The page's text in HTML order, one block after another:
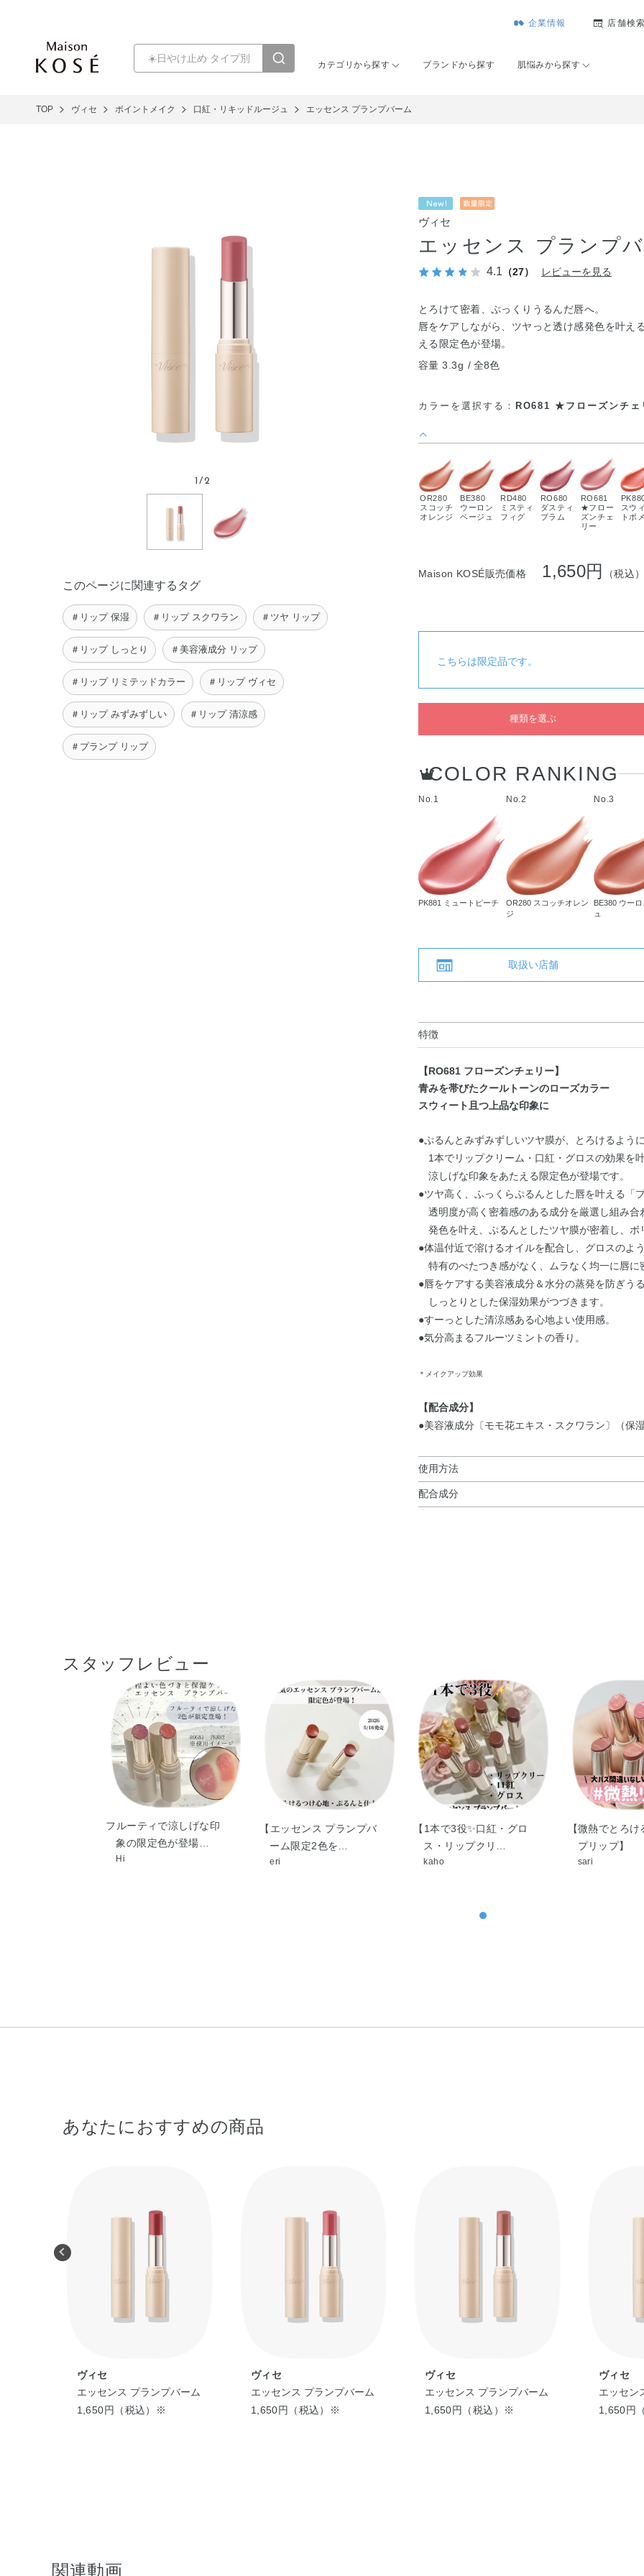
企業情報 店舗検索
カテゴリから探す ブランドから探す 肌悩みから探す
TOP ヴィセ ポイントメイク 口紅・リキッドルージュ エッセンス プランプバーム
1/2
このページに関連するタグ
＃リップ 保湿 ＃リップ スクワラン ＃ツヤ リップ
＃リップ しっとり ＃美容液成分 リップ
＃リップ リミテッドカラー ＃リップ ヴィセ
＃リップ みずみずしい ＃リップ 清涼感
＃プランプ リップ
ヴィセ
エッセンス プランプ
4.1 （27） レビューを見る
とろけて密着、ぷっくりうるんだ唇へ。
唇をケアしながら、ツヤっと透け感発色を叶え
える限定色が登場。
容量 3.3g
全8色
カラーを選択する： RO681 ★フローズンチェ
OR280
スコッチ
オレンジ
BE380
ウーロン
ベージュ
RD480
ミスティ
フィグ
RO680
ダスティ
プラム
RO681
★フロー
ズンチェ
リー
スウ
トポ
Maison KOSÉ販売価格 1,650円 （税込）
こちらは限定品です。
種類を選ぶ
COLOR RANKING
No.1
PK881 ミュートピーチ
No.2
OR280 スコッチオレン
ジ
No.3
BE380 ウー
ュ
取扱い店舗
特徴
【RO681 フローズンチェリー】
青みを帯びたクールトーンのローズカラー
スウィート且つ上品な印象に
●ぷるんとみずみずしいツヤ膜が、とろけるよう
1本でリップクリーム・口紅・グロスの効果を
涼しげな印象をあたえる限定色が登場です。
●ツヤ高く、ふっくらぷるんとした唇を叶える「
透明度が高く密着感のある成分を厳選し組み
発色を叶え、ぷるんとしたツヤ膜が密着し、ボ
●体温付近で溶けるオイルを配合し、グロスのよ
特有のべたつき感がなく、ムラなく均一に唇に
●唇をケアする美容液成分＆水分の蒸発を防ぎう
しっとりとした保湿効果がつづきます。
●すーっとした清涼感ある心地よい使用感。
●気分高まるフルーツミントの香り。
＊メイクアップ効果
【配合成分】
●美容液成分〔モモ花エキス・スクワラン〕（保湿
使用方法
使用方法
配合成分
スタッフレビュー
フルーティで涼しげな印
象の限定色が登場…
Hi
【エッセンス プランプバ
ーム限定2色を…
eri
【1本で3役✨口紅・グロ
ス・リップクリ…
kaho
【微熱でとろ
プリップ】
sari
あなたにおすすめの商品
ヴィセ
エッセンス プランプバーム
1,650円（税込）※
ヴィセ
エッセンス プランプバーム
1,650円（税込）※
ヴィセ
エッセンス プランプバーム
1,650円（税込）※
ヴィセ
エッセン
1,650円
関連動画